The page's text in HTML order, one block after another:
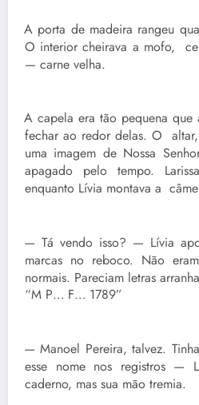
A porta de madeira rangeu
O interior cheirava a mofo,
— carne velha.
A capela era tão pequena que
fechar ao redor delas. O altar,
uma imagem de Nossa
apagado pelo tempo.
enquanto Lívia montava a
— Tá vendo isso? — Lívia
marcas no reboco. Não
normais. Pareciam letras
“M P… F… 1789”
— Manoel Pereira, talvez.
esse nome nos registros —
caderno, mas sua mão tremia.